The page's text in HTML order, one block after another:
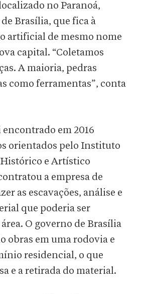
no Paranoá,
Brasília, que fica à
artificial de mesmo nome
capital. “Coletamos
A maioria, pedras
como ferramentas”, conta
em 2016
orientados pelo Instituto
e Artístico
a empresa de
as escavações, análise e
que poderia ser
O governo de Brasília
obras em uma rodovia e
residencial, o que
e a retirada do material.